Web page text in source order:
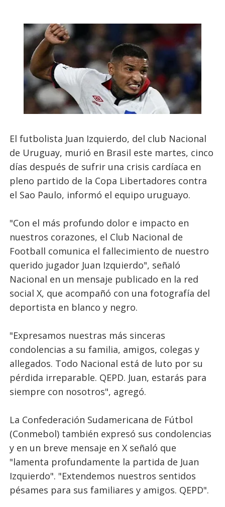
El futbolista Juan Izquierdo, del club Nacional
de Uruguay, murió en Brasil este martes, cinco
días después de sufrir una crisis cardíaca en
pleno partido de la Copa Libertadores contra
el Sao Paulo, informó el equipo uruguayo.
"Con el más profundo dolor e impacto en
nuestros corazones, el Club Nacional de
Football comunica el fallecimiento de nuestro
querido jugador Juan Izquierdo", señaló
Nacional en un mensaje publicado en la red
social X, que acompañó con una fotografía del
deportista en blanco y negro.
"Expresamos nuestras más sinceras
condolencias a su familia, amigos, colegas y
allegados. Todo Nacional está de luto por su
pérdida irreparable. QEPD. Juan, estarás para
siempre con nosotros", agregó.
La Confederación Sudamericana de Fútbol
(Conmebol) también expresó sus condolencias
y en un breve mensaje en X señaló que
"lamenta profundamente la partida de Juan
Izquierdo". "Extendemos nuestros sentidos
pésames para sus familiares y amigos. QEPD".